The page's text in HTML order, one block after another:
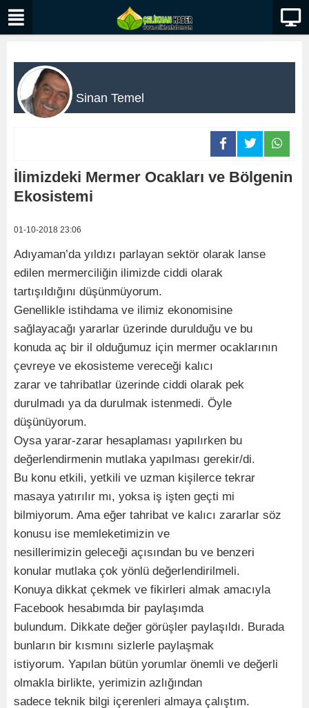
Sinan Temel
İlimizdeki Mermer Ocakları ve Bölgenin
Ekosistemi
01-10-2018 23:06
Adıyaman’da yıldızı parlayan sektör olarak lanse
edilen mermerciliğin ilimizde ciddi olarak
tartışıldığını düşünmüyorum.
Genellikle istihdama ve ilimiz ekonomisine
sağlayacağı yararlar üzerinde durulduğu ve bu
konuda aç bir il olduğumuz için mermer ocaklarının
çevreye ve ekosisteme vereceği kalıcı
zarar ve tahribatlar üzerinde ciddi olarak pek
durulmadı ya da durulmak istenmedi. Öyle
düşünüyorum.
Oysa yarar-zarar hesaplaması yapılırken bu
değerlendirmenin mutlaka yapılması gerekir/di.
Bu konu etkili, yetkili ve uzman kişilerce tekrar
masaya yatırılır mı, yoksa iş işten geçti mi
bilmiyorum. Ama eğer tahribat ve kalıcı zararlar söz
konusu ise memleketimizin ve
nesillerimizin geleceği açısından bu ve benzeri
konular mutlaka çok yönlü değerlendirilmeli.
Konuya dikkat çekmek ve fikirleri almak amacıyla
Facebook hesabımda bir paylaşımda
bulundum. Dikkate değer görüşler paylaşıldı. Burada
bunların bir kısmını sizlerle paylaşmak
istiyorum. Yapılan bütün yorumlar önemli ve değerli
olmakla birlikte, yerimizin azlığından
sadece teknik bilgi içerenleri almaya çalıştım.